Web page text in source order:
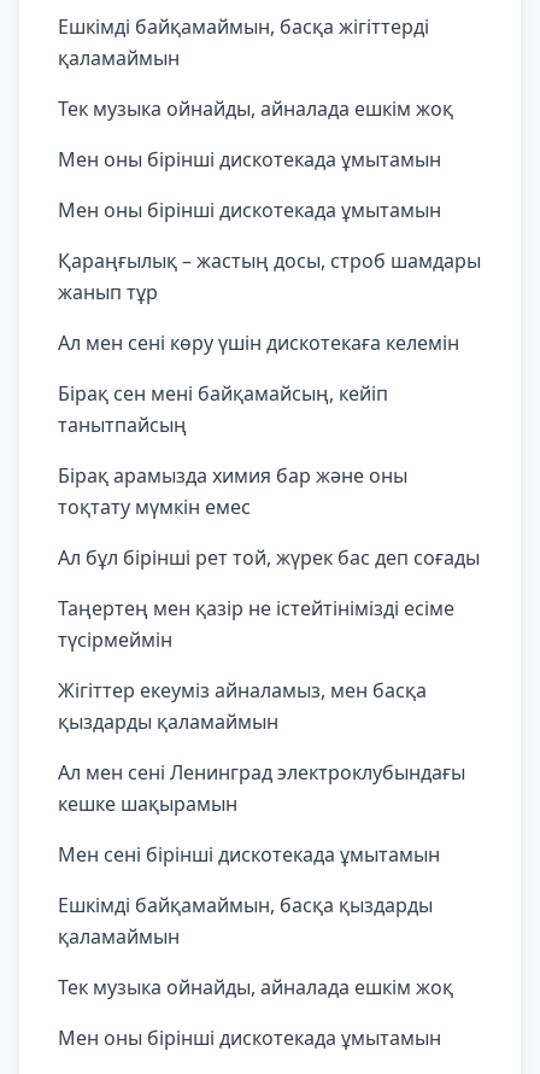
Ешкімді байқамаймын, басқа жігіттерді
қаламаймын
Тек музыка ойнайды, айналада ешкім жоқ
Мен оны бірінші дискотекада ұмытамын
Мен оны бірінші дискотекада ұмытамын
Қараңғылық – жастың досы, строб шамдары
жанып тұр
Ал мен сені көру үшін дискотекаға келемін
Бірақ сен мені байқамайсың, кейіп
танытпайсың
Бірақ арамызда химия бар және оны
тоқтату мүмкін емес
Ал бұл бірінші рет той, жүрек бас деп соғады
Таңертең мен қазір не істейтінімізді есіме
түсірмеймін
Жігіттер екеуміз айналамыз, мен басқа
қыздарды қаламаймын
Ал мен сені Ленинград электроклубындағы
кешке шақырамын
Мен сені бірінші дискотекада ұмытамын
Ешкімді байқамаймын, басқа қыздарды
қаламаймын
Тек музыка ойнайды, айналада ешкім жоқ
Мен оны бірінші дискотекада ұмытамын